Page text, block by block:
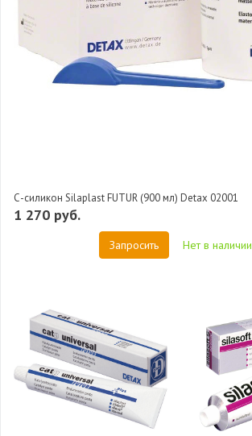
С-силикон Silaplast FUTUR (900 мл) Detax 02001
1 270 руб.
Запросить Нет в наличии